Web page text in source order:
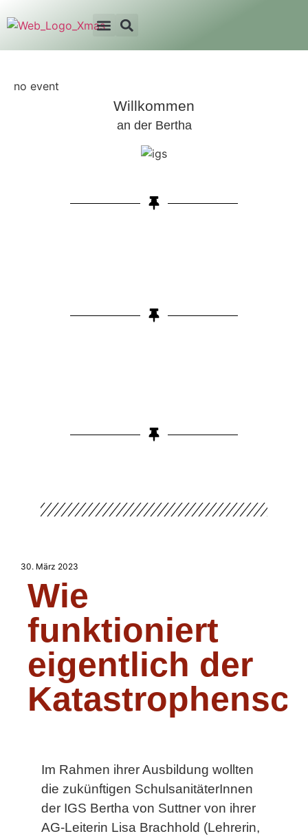
no event
Willkommen
an der Bertha
30. März 2023
Wie
funktioniert
eigentlich der
Im Rahmen ihrer Ausbildung wollten
die zukünftigen SchulsanitäterInnen
der IGS Bertha von Suttner von ihrer
AG-Leiterin Lisa Brachhold (Lehrerin,